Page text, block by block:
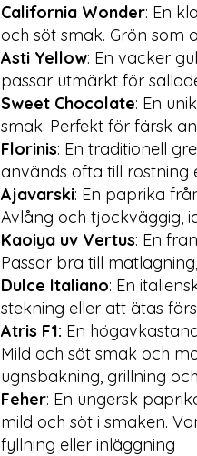
California Wonder: En
och söt smak. Grön som
Asti Yellow: En vacker
passar utmärkt för
Sweet Chocolate: En
smak. Perfekt för färsk
Florinis: En traditionell
används ofta till rostning
Ajavarski: En paprika
Avlång och tjockväggig,
Kaoiya uv Vertus: En
Passar bra till
Dulce Italiano: En
stekning eller att ätas
Atris F1: En
Mild och söt smak och
ugnsbakning, grillning
Feher: En ungersk
mild och söt i smaken.
fyllning eller inläggning